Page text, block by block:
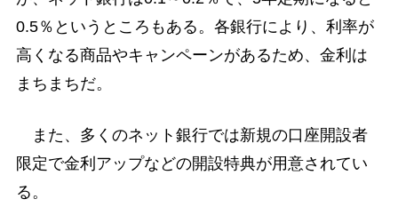
0.5％というところもある。各銀行により、利率が
高くなる商品やキャンペーンがあるため、金利は
まちまちだ。
また、多くのネット銀行では新規の口座開設者
限定で金利アップなどの開設特典が用意されてい
る。